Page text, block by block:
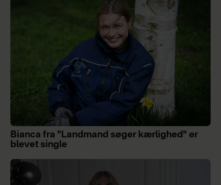
Bianca fra "Landmand søger kærlighed" er
blevet single